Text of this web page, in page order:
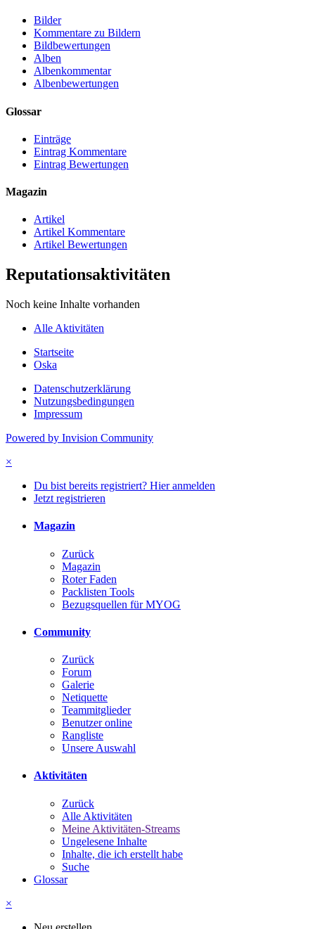
Bilder
Kommentare zu Bildern
Bildbewertungen
Alben
Albenkommentar
Albenbewertungen
Glossar
Einträge
Eintrag Kommentare
Eintrag Bewertungen
Magazin
Artikel
Artikel Kommentare
Artikel Bewertungen
Reputationsaktivitäten
Noch keine Inhalte vorhanden
Alle Aktivitäten
Startseite
Oska
Datenschutzerklärung
Nutzungsbedingungen
Impressum
Powered by Invision Community
×
Du bist bereits registriert? Hier anmelden
Jetzt registrieren
Magazin
Zurück
Magazin
Roter Faden
Packlisten Tools
Bezugsquellen für MYOG
Community
Zurück
Forum
Galerie
Netiquette
Teammitglieder
Benutzer online
Rangliste
Unsere Auswahl
Aktivitäten
Zurück
Alle Aktivitäten
Meine Aktivitäten-Streams
Ungelesene Inhalte
Inhalte, die ich erstellt habe
Suche
Glossar
×